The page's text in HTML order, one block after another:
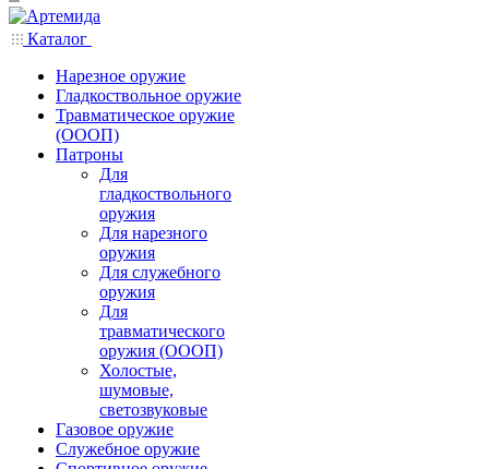
Каталог
Нарезное оружие
Гладкоствольное оружие
Травматическое оружие
(ОООП)
Патроны
Для
гладкоствольного
оружия
Для нарезного
оружия
Для служебного
оружия
Для
травматического
оружия (ОООП)
Холостые,
шумовые,
светозвуковые
Газовое оружие
Служебное оружие